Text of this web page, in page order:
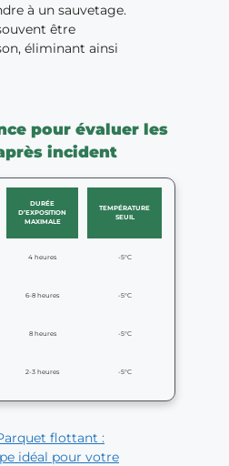
à un sauvetage.
être
éliminant ainsi
pour évaluer les
incident
DURÉE
D’EXPOSITION
MAXIMALE
TEMPÉRATURE
SEUIL
4 heures -5°C
6-8 heures -5°C
8 heures -5°C
2-3 heures -5°C
flottant :
idéal pour votre